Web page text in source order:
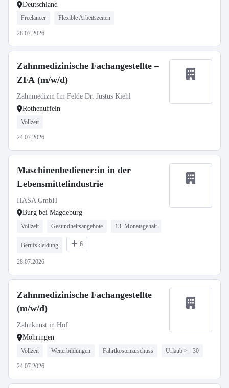
Deutschland
Freelancer Flexible Arbeitszeiten
28.07.2026
Zahnmedizinische Fachangestellte –
ZFA (m/w/d)
Zahnmedizin Im Felde Dr. Justus Kiehl
Rothenuffeln
Vollzeit
24.07.2026
Maschinenbediener:in in der
Lebensmittelindustrie
HASA GmbH
Burg bei Magdeburg
Vollzeit Gesundheitsangebote 13. Monatsgehalt
Berufskleidung 6
28.07.2026
Zahnmedizinische Fachangestellte
(m/w/d)
Zahnkunst in Hof
Möhringen
Vollzeit Weiterbildungen Fahrtkostenzuschuss Urlaub >= 30
24.07.2026